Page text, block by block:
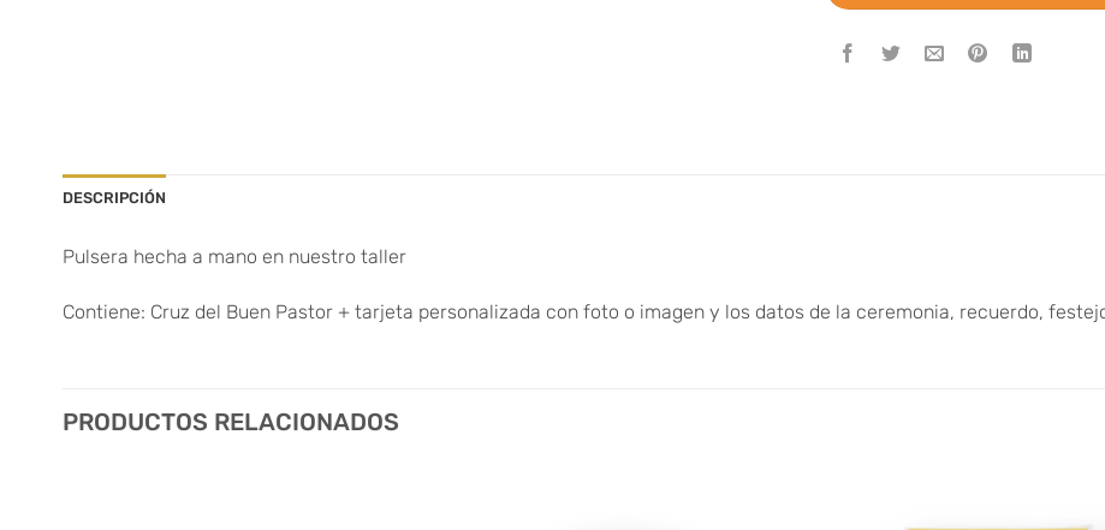
DESCRIPCIÓN
Pulsera hecha a mano en nuestro taller
Contiene: Cruz del Buen Pastor + tarjeta personalizada con foto o imagen y los datos de la ceremonia, recuerdo,
PRODUCTOS RELACIONADOS